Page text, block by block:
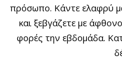
πρόσωπο. Κάντε ελαφρύ
και ξεβγάζετε με
φορές την εβδομάδα.